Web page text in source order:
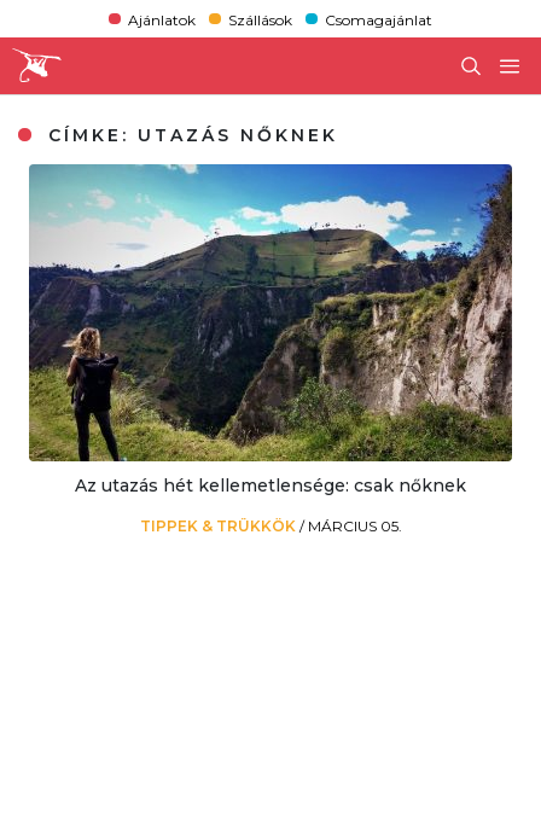
Ajánlatok Szállások Csomagajánlat
CÍMKE: UTAZÁS NŐKNEK
Az utazás hét kellemetlensége: csak nőknek
TIPPEK & TRÜKKÖK / MÁRCIUS 05.